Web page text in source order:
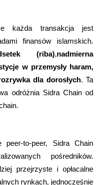
USDC jako zabezpieczenie
każda transakcja jest
finansów islamskich.
(riba),nadmierna
w przemysły haram,
dla dorosłych. Ta
odróżnia Sidra Chain od
peer-to-peer, Sidra Chain
pośredników.
przejrzyste i opłacalne
rynkach, jednocześnie